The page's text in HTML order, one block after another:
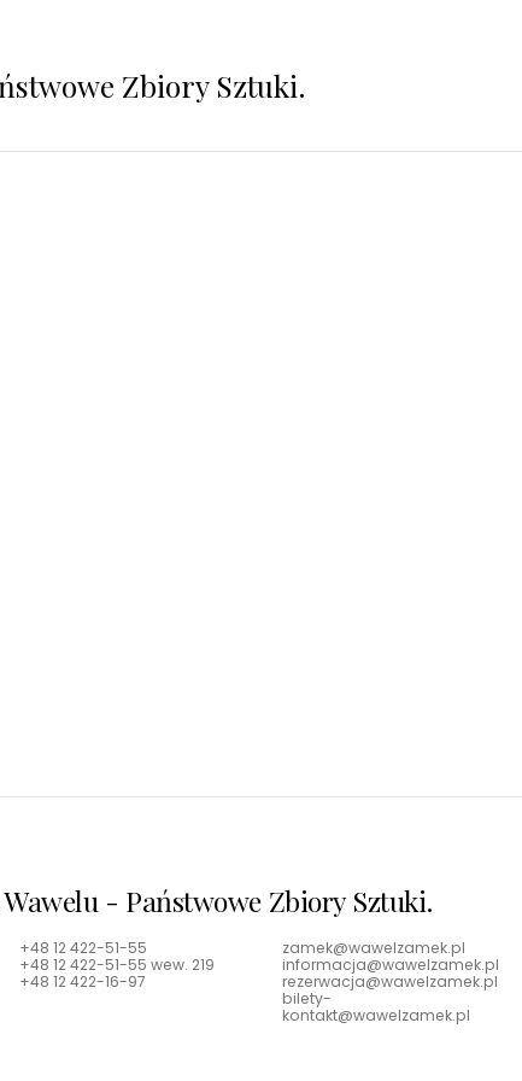
Zbiory Sztuki.
- Państwowe Zbiory Sztuki.
+48 12 422-51-55
+48 12 422-51-55 wew. 219
+48 12 422-16-97
zamek@wawelzamek.pl
informacja@wawelzamek.pl
rezerwacja@wawelzamek.pl
bilety-
kontakt@wawelzamek.pl